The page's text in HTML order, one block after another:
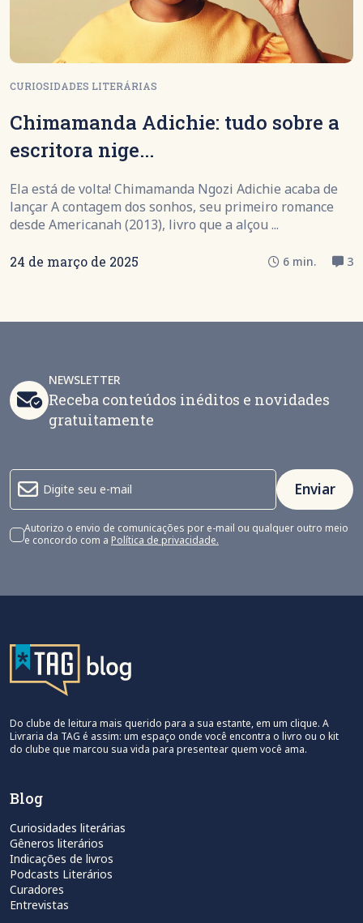
CURIOSIDADES LITERÁRIAS
Chimamanda Adichie: tudo sobre a
escritora nige...
Ela está de volta! Chimamanda Ngozi Adichie acaba de
lançar A contagem dos sonhos, seu primeiro romance
desde Americanah (2013), livro que a alçou ...
24 de março de 2025 6 min. 3
NEWSLETTER
Receba conteúdos inéditos e novidades
gratuitamente
Enviar
Autorizo o envio de comunicações por e-mail ou qualquer outro meio
e concordo com a Política de privacidade.
Do clube de leitura mais querido para a sua estante, em um clique. A
Livraria da TAG é assim: um espaço onde você encontra o livro ou o kit
do clube que marcou sua vida para presentear quem você ama.
Blog
Curiosidades literárias
Gêneros literários
Indicações de livros
Podcasts Literários
Curadores
Entrevistas